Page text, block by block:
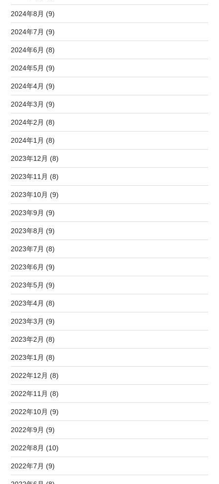
2024年8月 (9)
2024年7月 (9)
2024年6月 (8)
2024年5月 (9)
2024年4月 (9)
2024年3月 (9)
2024年2月 (8)
2024年1月 (8)
2023年12月 (8)
2023年11月 (8)
2023年10月 (9)
2023年9月 (9)
2023年8月 (9)
2023年7月 (8)
2023年6月 (9)
2023年5月 (9)
2023年4月 (8)
2023年3月 (9)
2023年2月 (8)
2023年1月 (8)
2022年12月 (8)
2022年11月 (8)
2022年10月 (9)
2022年9月 (9)
2022年8月 (10)
2022年7月 (9)